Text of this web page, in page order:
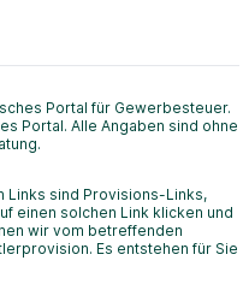
Portal für Gewerbesteuer.
Portal. Alle Angaben sind ohne
Links sind Provisions-Links,
einen solchen Link klicken und
wir vom betreffenden
Es entstehen für Sie